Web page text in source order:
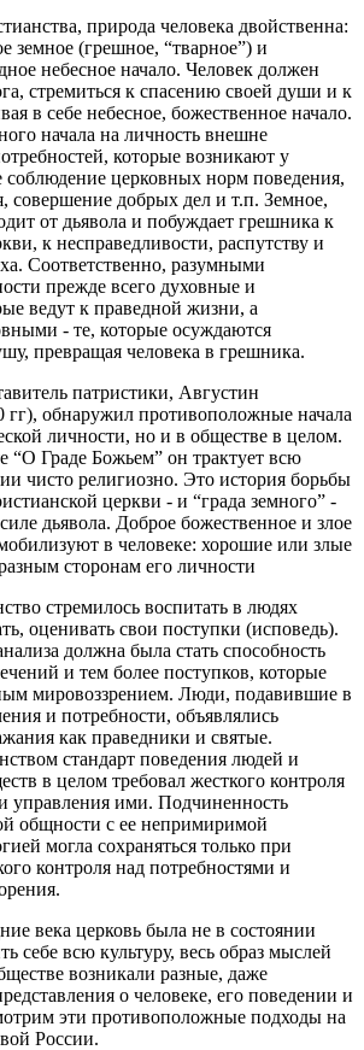
природа человека двойственна:
земное (грешное, “тварное”) и
небесное начало. Человек должен
стремиться к спасению своей души и к
в себе небесное, божественное начало.
начала на личность внешне
которые возникают у
соблюдение церковных норм поведения,
совершение добрых дел и т.п. Земное,
от дьявола и побуждает грешника к
к несправедливости, распутству и
Соответственно, разумными
прежде всего духовные и
ведут к праведной жизни, а
- те, которые осуждаются
превращая человека в грешника.
патристики, Августин
обнаружил противоположные начала
личности, но и в обществе в целом.
“О Граде Божьем” он трактует всю
чисто религиозно. Это история борьбы
церкви - и “града земного” -
дьявола. Доброе божественное и злое
мобилизуют в человеке: хорошие или злые
сторонам его личности
стремилось воспитать в людях
оценивать свои поступки (исповедь).
должна была стать способность
и тем более поступков, которые
мировоззрением. Люди, подавившие в
и потребности, объявлялись
как праведники и святые.
стандарт поведения людей и
в целом требовал жесткого контроля
управления ими. Подчиненность
общности с ее непримиримой
могла сохраняться только при
контроля над потребностями и
века церковь была не в состоянии
себе всю культуру, весь образ мыслей
возникали разные, даже
о человеке, его поведении и
эти противоположные подходы на
России.